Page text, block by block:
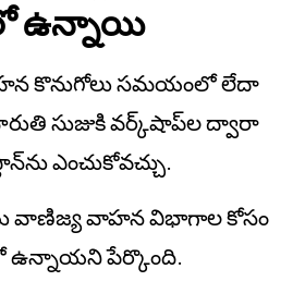
ఉన్నాయి
కొనుగోలు సమయంలో లేదా
సుజుకి వర్క్‌షాప్‌ల ద్వారా
ఎంచుకోవచ్చు.
వాణిజ్య వాహన విభాగాల కోసం
ఉన్నాయని పేర్కొంది.